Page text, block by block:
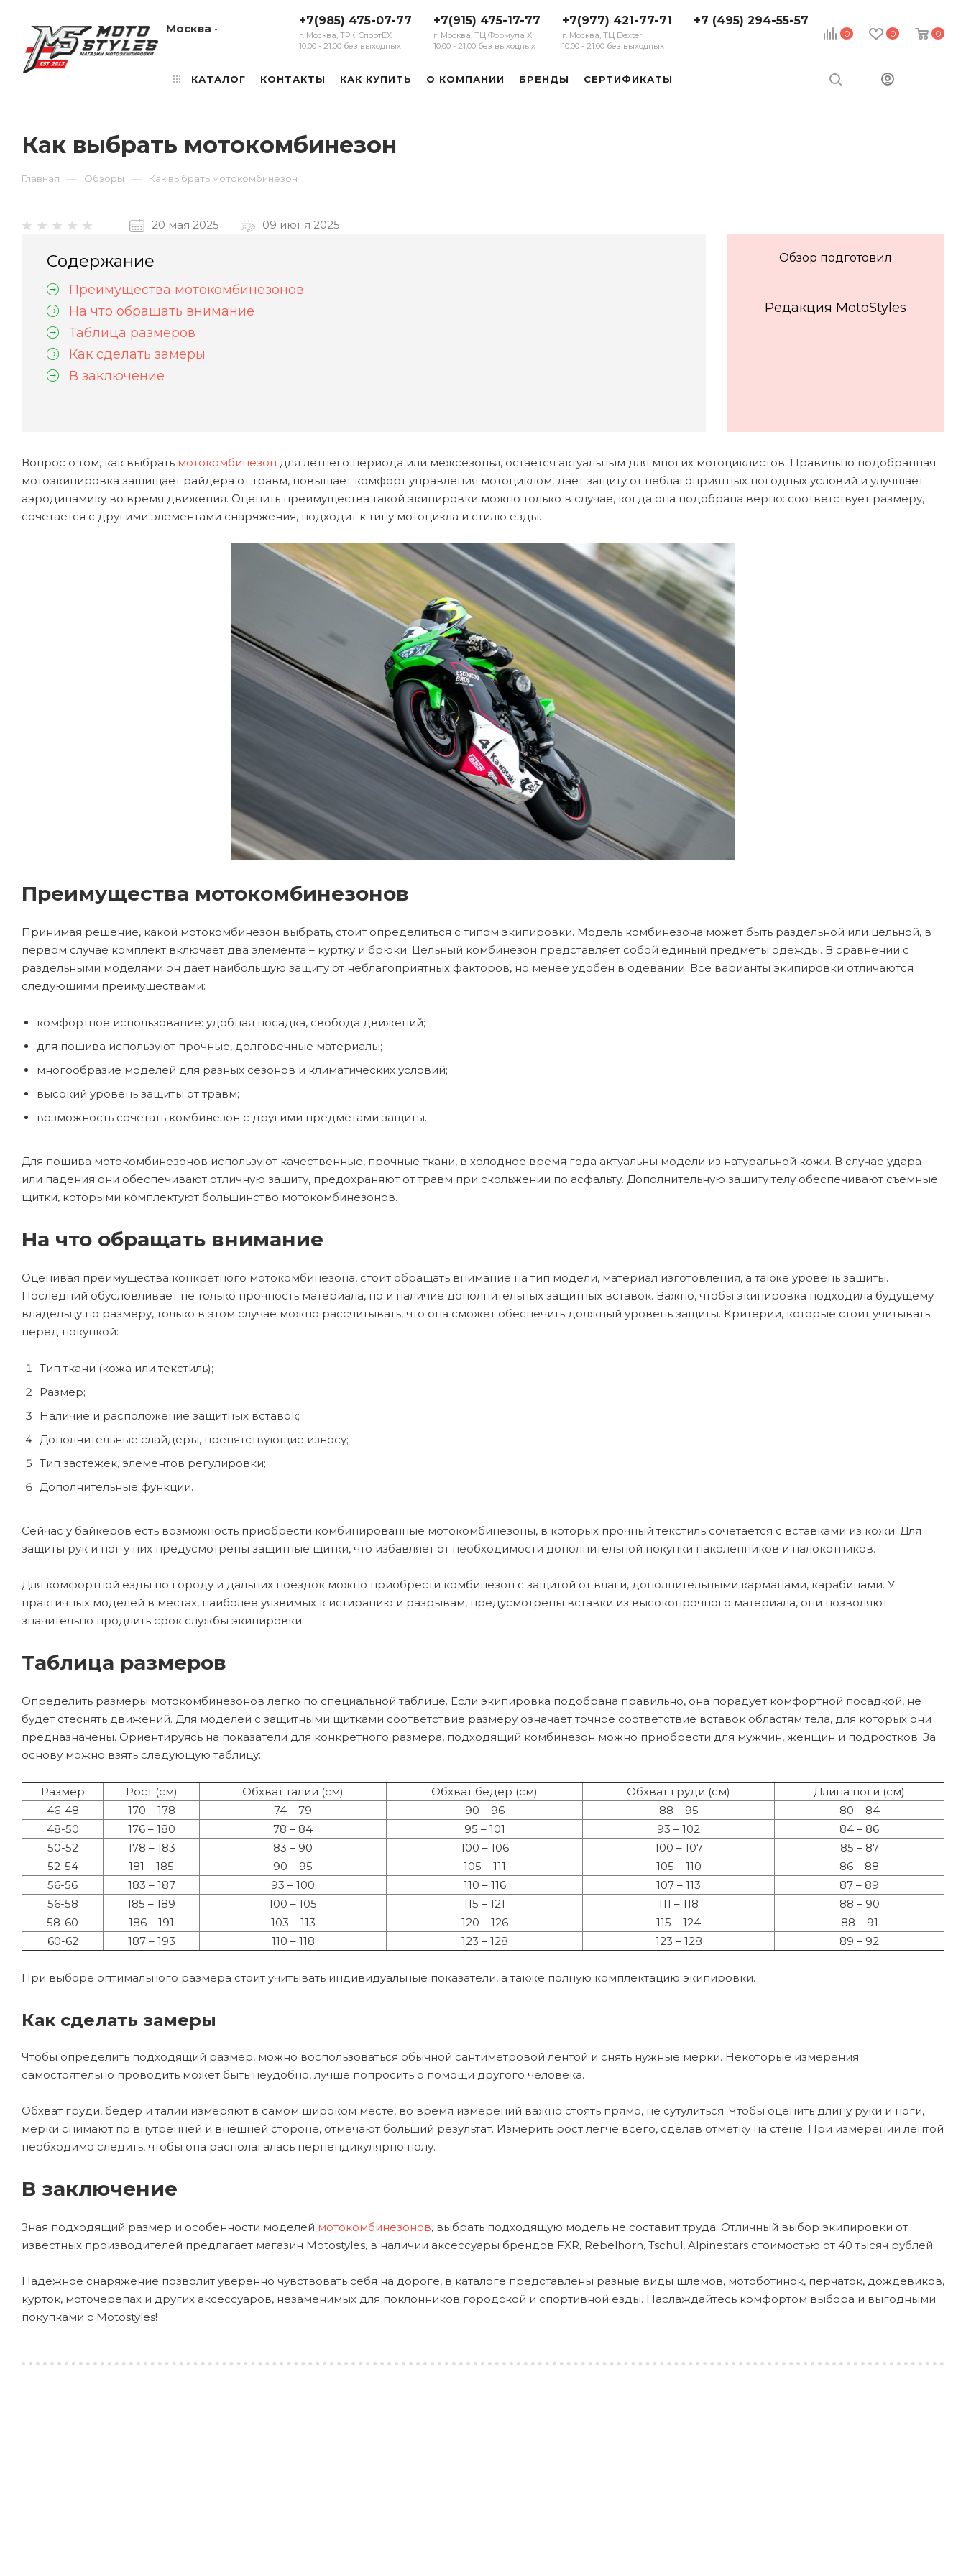
0 0 0
Москва
+7(985) 475-07-77
г. Москва, ТРК СпортЕХ
10:00 - 21:00 без выходных
+7(915) 475-17-77
г. Москва, ТЦ Формула Х
10:00 - 21:00 без выходных
+7(977) 421-77-71
г. Москва, ТЦ Dexter
10:00 - 21:00 без выходных
+7 (495) 294-55-57
КАТАЛОГ КОНТАКТЫ КАК КУПИТЬ О КОМПАНИИ БРЕНДЫ СЕРТИФИКАТЫ
Как выбрать мотокомбинезон
Главная — Обзоры — Как выбрать мотокомбинезон
20 мая 2025 09 июня 2025
Содержание
Преимущества мотокомбинезонов
На что обращать внимание
Таблица размеров
Как сделать замеры
В заключение
Обзор подготовил
Редакция MotoStyles
Вопрос о том, как выбрать мотокомбинезон для летнего периода или межсезонья, остается актуальным для многих мотоциклистов. Правильно подобранная
мотоэкипировка защищает райдера от травм, повышает комфорт управления мотоциклом, дает защиту от неблагоприятных погодных условий и улучшает
аэродинамику во время движения. Оценить преимущества такой экипировки можно только в случае, когда она подобрана верно: соответствует размеру,
сочетается с другими элементами снаряжения, подходит к типу мотоцикла и стилю езды.
Преимущества мотокомбинезонов
Принимая решение, какой мотокомбинезон выбрать, стоит определиться с типом экипировки. Модель комбинезона может быть раздельной или цельной, в
первом случае комплект включает два элемента – куртку и брюки. Цельный комбинезон представляет собой единый предметы одежды. В сравнении с
раздельными моделями он дает наибольшую защиту от неблагоприятных факторов, но менее удобен в одевании. Все варианты экипировки отличаются
следующими преимуществами:
комфортное использование: удобная посадка, свобода движений;
для пошива используют прочные, долговечные материалы;
многообразие моделей для разных сезонов и климатических условий;
высокий уровень защиты от травм;
возможность сочетать комбинезон с другими предметами защиты.
Для пошива мотокомбинезонов используют качественные, прочные ткани, в холодное время года актуальны модели из натуральной кожи. В случае удара
или падения они обеспечивают отличную защиту, предохраняют от травм при скольжении по асфальту. Дополнительную защиту телу обеспечивают съемные
щитки, которыми комплектуют большинство мотокомбинезонов.
На что обращать внимание
Оценивая преимущества конкретного мотокомбинезона, стоит обращать внимание на тип модели, материал изготовления, а также уровень защиты.
Последний обусловливает не только прочность материала, но и наличие дополнительных защитных вставок. Важно, чтобы экипировка подходила будущему
владельцу по размеру, только в этом случае можно рассчитывать, что она сможет обеспечить должный уровень защиты. Критерии, которые стоит учитывать
перед покупкой:
Тип ткани (кожа или текстиль);
Размер;
Наличие и расположение защитных вставок;
Дополнительные слайдеры, препятствующие износу;
Тип застежек, элементов регулировки;
Дополнительные функции.
Сейчас у байкеров есть возможность приобрести комбинированные мотокомбинезоны, в которых прочный текстиль сочетается с вставками из кожи. Для
защиты рук и ног у них предусмотрены защитные щитки, что избавляет от необходимости дополнительной покупки наколенников и налокотников.
Для комфортной езды по городу и дальних поездок можно приобрести комбинезон с защитой от влаги, дополнительными карманами, карабинами. У
практичных моделей в местах, наиболее уязвимых к истиранию и разрывам, предусмотрены вставки из высокопрочного материала, они позволяют
значительно продлить срок службы экипировки.
Таблица размеров
Определить размеры мотокомбинезонов легко по специальной таблице. Если экипировка подобрана правильно, она порадует комфортной посадкой, не
будет стеснять движений. Для моделей с защитными щитками соответствие размеру означает точное соответствие вставок областям тела, для которых они
предназначены. Ориентируясь на показатели для конкретного размера, подходящий комбинезон можно приобрести для мужчин, женщин и подростков. За
основу можно взять следующую таблицу:
Размер Рост (см) Обхват талии (см) Обхват бедер (см) Обхват груди (см)
Длина ноги (см)
46-48
170 – 178 74 – 79 90 – 96 88 – 95
80 – 84
48-50
176 – 180 78 – 84 95 – 101 93 – 102
84 – 86
50-52
178 – 183 83 – 90 100 – 106 100 – 107
85 – 87
52-54
181 – 185 90 – 95 105 – 111 105 – 110
86 – 88
56-56
183 – 187 93 – 100 110 – 116 107 – 113
87 – 89
56-58
185 – 189 100 – 105 115 – 121 111 – 118
88 – 90
58-60
186 – 191 103 – 113 120 – 126 115 – 124
88 – 91
60-62
187 – 193 110 – 118 123 – 128 123 – 128 89 – 92
При выборе оптимального размера стоит учитывать индивидуальные показатели, а также полную комплектацию экипировки.
Как сделать замеры
Чтобы определить подходящий размер, можно воспользоваться обычной сантиметровой лентой и снять нужные мерки. Некоторые измерения
самостоятельно проводить может быть неудобно, лучше попросить о помощи другого человека.
Обхват груди, бедер и талии измеряют в самом широком месте, во время измерений важно стоять прямо, не сутулиться. Чтобы оценить длину руки и ноги,
мерки снимают по внутренней и внешней стороне, отмечают больший результат. Измерить рост легче всего, сделав отметку на стене. При измерении лентой
необходимо следить, чтобы она располагалась перпендикулярно полу.
В заключение
Зная подходящий размер и особенности моделей мотокомбинезонов, выбрать подходящую модель не составит труда. Отличный выбор экипировки от
известных производителей предлагает магазин Motostyles, в наличии аксессуары брендов FXR, Rebelhorn, Tschul, Alpinestars стоимостью от 40 тысяч рублей.
Надежное снаряжение позволит уверенно чувствовать себя на дороге, в каталоге представлены разные виды шлемов, мотоботинок, перчаток, дождевиков,
курток, моточерепах и других аксессуаров, незаменимых для поклонников городской и спортивной езды. Наслаждайтесь комфортом выбора и выгодными
покупками с Motostyles!